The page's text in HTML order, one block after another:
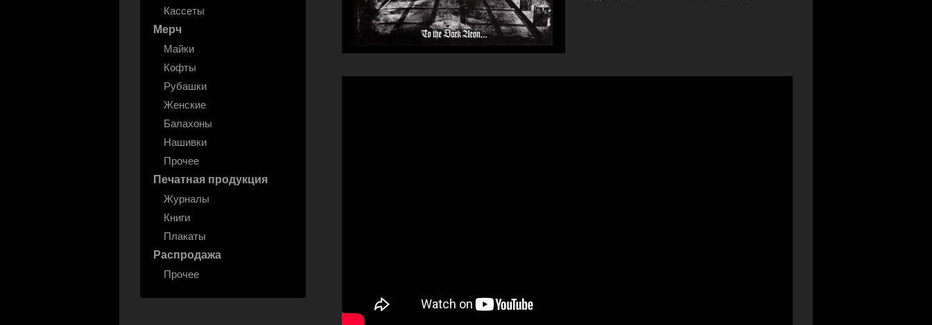
Кассеты
Мерч
Майки
Кофты
Рубашки
Женские
Балахоны
Нашивки
Прочее
Печатная продукция
Журналы
Книги
Плакаты
Распродажа
Прочее